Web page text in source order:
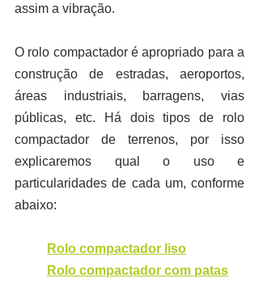
assim a vibração.
O rolo compactador é apropriado para a
construção de estradas, aeroportos,
áreas industriais, barragens, vias
públicas, etc. Há dois tipos de rolo
compactador de terrenos, por isso
explicaremos qual o uso e
particularidades de cada um, conforme
abaixo:
Rolo compactador liso
	Rolo compactador com patas